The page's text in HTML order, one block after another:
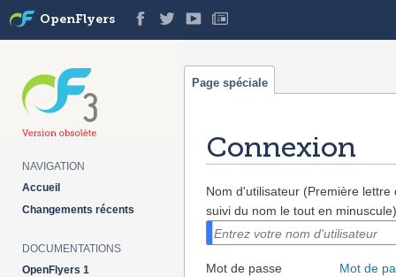
Connexion
Nom d'utilisateur (Première lettre
suivi du nom le tout en minuscule)
Mot de passe Mot de
Page spéciale
OpenFlyers
NAVIGATION
Accueil
Changements récents
DOCUMENTATIONS
OpenFlyers 1